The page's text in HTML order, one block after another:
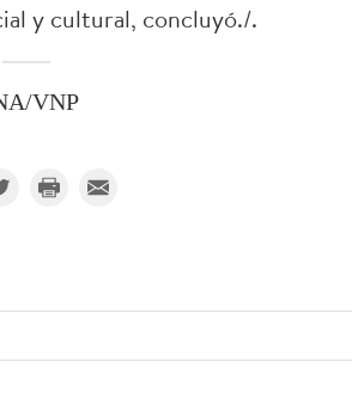
y cultural, concluyó./.
VNP